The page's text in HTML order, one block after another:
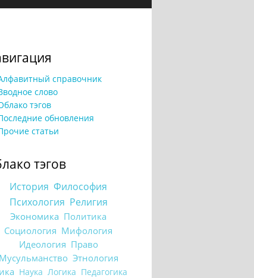
справочник
слово
тэгов
обновления
статьи
тэгов
История Философия
Психология Религия
Экономика Политика
Социология Мифология
Идеология Право
Мусульманство Этнология
Наука Логика Педагогика